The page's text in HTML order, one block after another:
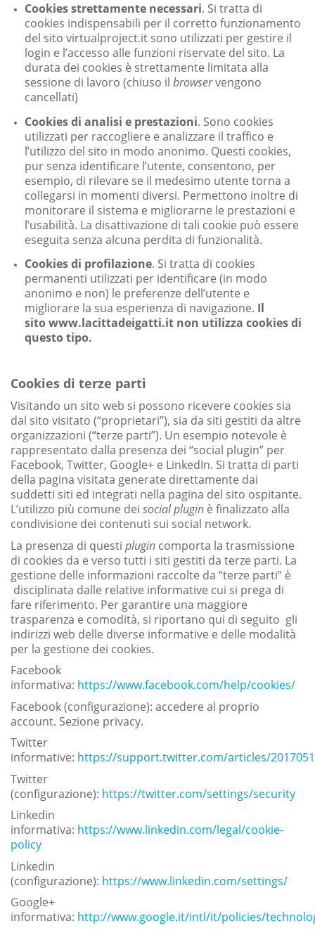
Cookies strettamente necessari. Si tratta di
cookies indispensabili per il corretto funzionamento
del sito virtualproject.it sono utilizzati per gestire il
login e l’accesso alle funzioni riservate del sito. La
durata dei cookies è strettamente limitata alla
sessione di lavoro (chiuso il browservengono
cancellati)
Cookies di analisi e prestazioni. Sono cookies
utilizzati per raccogliere e analizzare il traffico e
l’utilizzo del sito in modo anonimo. Questi cookies,
pur senza identificare l’utente, consentono, per
esempio, di rilevare se il medesimo utente torna a
collegarsi in momenti diversi. Permettono inoltre di
monitorare il sistema e migliorarne le prestazioni e
l’usabilità. La disattivazione di tali cookie può essere
eseguita senza alcuna perdita di funzionalità.
Cookies di profilazione. Si tratta di cookies
permanenti utilizzati per identificare (in modo
anonimo e non) le preferenze dell’utente e
migliorare la sua esperienza di navigazione. Il
sito www.lacittadeigatti.it non utilizza cookies di
questo tipo.
Cookies di terze parti
Visitando un sito web si possono ricevere cookies sia
dal sito visitato (“proprietari”), sia da siti gestiti da altre
organizzazioni (“terze parti”). Un esempio notevole è
rappresentato dalla presenza dei “social plugin” per
Facebook, Twitter, Google+ e LinkedIn. Si tratta di parti
della pagina visitata generate direttamente dai
suddetti siti ed integrati nella pagina del sito ospitante.
L’utilizzo più comune dei social plugin è finalizzato alla
condivisione dei contenuti sui social network.
La presenza di questi plugin comporta la trasmissione
di cookies da e verso tutti i siti gestiti da terze parti. La
gestione delle informazioni raccolte da “terze parti” è
disciplinata dalle relative informative cui si prega di
fare riferimento. Per garantire una maggiore
trasparenza e comodità, si riportano qui di seguito gli
indirizzi web delle diverse informative e delle modalità
per la gestione dei cookies.
Facebook
informativa: https://www.facebook.com/help/cookies/
Facebook (configurazione): accedere al proprio
account. Sezione privacy.
Twitter
informative: https://support.twitter.com/articles/
Twitter
(configurazione): https://twitter.com/settings/security
Linkedin
informativa: https://www.linkedin.com/legal/cookie-
policy
Linkedin
(configurazione): https://www.linkedin.com/settings/
Google+
informativa: http://www.google.it/intl/it/policies/